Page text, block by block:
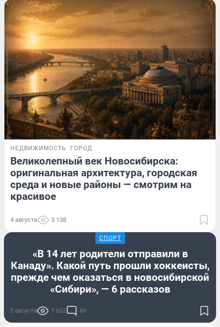
НЕДВИЖИМОСТЬ ГОРОД
Великолепный век Новосибирска:
оригинальная архитектура, городская
среда и новые районы — смотрим на
красивое
4 августа 3 138
СПОРТ
«В 14 лет родители отправили в
Канаду». Какой путь прошли хоккеисты,
прежде чем оказаться в новосибирской
«Сибири», — 6 рассказов
5 августа 7 662 69